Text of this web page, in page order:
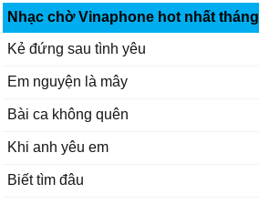
Nhạc chờ Vinaphone hot nhất tháng
Kẻ đứng sau tình yêu
Em nguyện là mây
Bài ca không quên
Khi anh yêu em
Biết tìm đâu